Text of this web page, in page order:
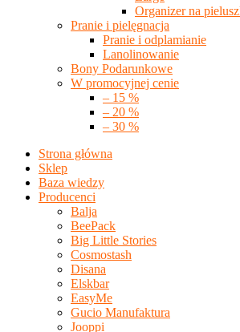
Organizer na
Pranie i pielęgnacja
Pranie i odplamianie
Lanolinowanie
Bony Podarunkowe
W promocyjnej cenie
– 15 %
– 20 %
– 30 %
Strona główna
Sklep
Baza wiedzy
Producenci
Balja
BeePack
Big Little Stories
Cosmostash
Disana
Elskbar
EasyMe
Gucio Manufaktura
Jooppi